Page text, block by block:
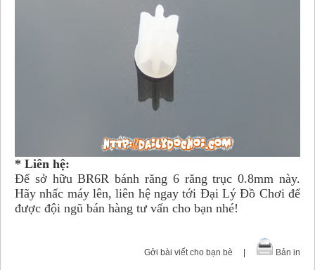
* Liên hệ:
Để sở hữu BR6R bánh răng 6 răng trục 0.8mm này.
Hãy nhấc máy lên, liên hệ ngay tới Đại Lý Đồ Chơi để
được đội ngũ bán hàng tư vấn cho bạn nhé!
Gởi bài viết cho bạn bè Bản in